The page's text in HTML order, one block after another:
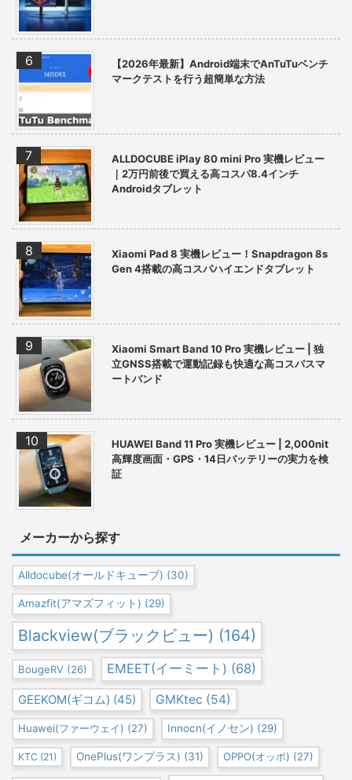
【2026年最新】Android端末でAnTuTuベンチ
マークテストを行う超簡単な方法
ALLDOCUBE iPlay 80 mini Pro 実機レビュー
｜2万円前後で買える高コスパ8.4インチ
Androidタブレット
Xiaomi Pad 8 実機レビュー！Snapdragon 8s
Gen 4搭載の高コスパハイエンドタブレット
Xiaomi Smart Band 10 Pro 実機レビュー | 独
立GNSS搭載で運動記録も快適な高コスパスマ
ートバンド
HUAWEI Band 11 Pro 実機レビュー | 2,000nit
高輝度画面・GPS・14日バッテリーの実力を検
証
メーカーから探す
Alldocube(オールドキューブ) (30)
Amazfit(アマズフィット) (29)
Blackview(ブラックビュー) (164)
BougeRV (26) EMEET(イーミート) (68)
GEEKOM(ギコム) (45) GMKtec (54)
Huawei(ファーウェイ) (27) Innocn(イノセン) (29)
KTC (21) OnePlus(ワンプラス) (31) OPPO(オッポ) (27)